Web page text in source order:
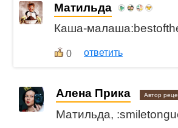
Матильда
Каша-
0 ответить
Алена Прика Автор
Матильда,